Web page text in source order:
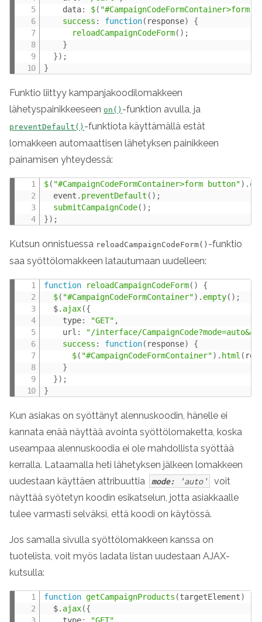
    data
: $( "#CampaignCodeFormContainer>form"
success : function( response)
{
reloadCampaignCodeForm( ) ;
}
}) ;
}
Funktio liittyy kampanjakoodilomakkeen
lähetyspainikkeeseen on() -funktion avulla, ja
preventDefault() -funktiota käyttämällä estät
lomakkeen automaattisen lähetyksen painikkeen
painamisen yhteydessä:
$( "#CampaignCodeFormContainer>form button") . on
  event
. preventDefault ( ) ;
submitCampaignCode( ) ;
}) ;
Kutsun onnistuessa reloadCampaignCodeForm() -funktio
saa syöttölomakkeen latautumaan uudelleen:
function reloadCampaignCodeForm( )
{
$( "#CampaignCodeFormContainer") . empty( ) ;
  $
. ajax({
    type
: "GET" ,
    url
:
"/interface/
success : function( response)
{
$( "#CampaignCodeFormContainer") . html (
}
}) ;
}
Kun asiakas on syöttänyt alennuskoodin, hänelle ei
kannata enää näyttää avointa syöttölomaketta, koska
useampaa alennuskoodia ei ole mahdollista syöttää
kerralla. Lataamalla heti lähetyksen jälkeen lomakkeen
uudestaan käyttäen attribuuttia
mode: 'auto'
voit
näyttää syötetyn koodin esikatselun, jotta asiakkaalle
tulee varmasti selväksi, että koodi on käytössä.
Jos samalla sivulla syöttölomakkeen kanssa on
tuotelista, voit myös ladata listan uudestaan AJAX-
kutsulla:
function getCampaignProducts (targetElement)
{
  $
. ajax({